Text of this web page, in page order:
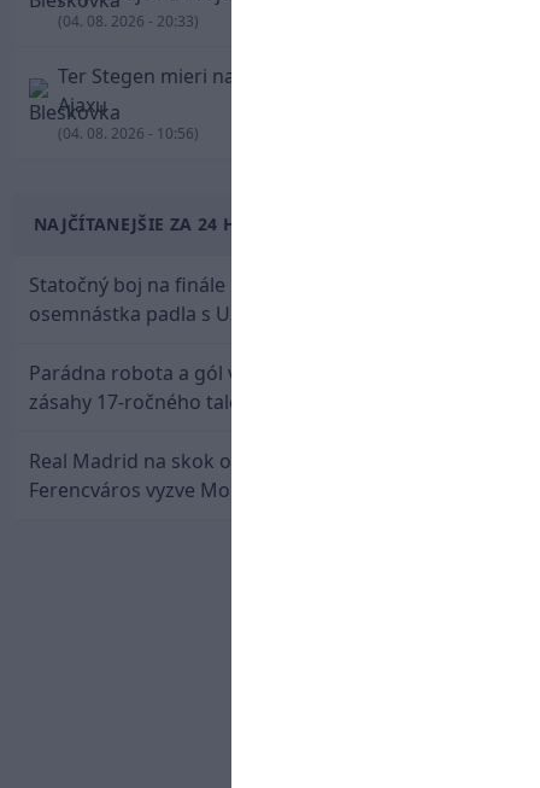
(04. 08. 2026 - 20:33)
Ter Stegen mieri na hosťovanie do slávneho
Ajaxu
(04. 08. 2026 - 10:56)
NAJČÍTANEJŠIE ZA 24 HODÍN
Statočný boj na finále nestačil: Slovenská
osemnástka padla s USA a zabojuje o bronz
Parádna robota a gól v oslabení! Pozrite si oba
zásahy 17-ročného talentu Rychlíka proti USA
Real Madrid na skok od Slovenska: Borbélyho
Ferencváros vyzve Mourinhove hviezdy